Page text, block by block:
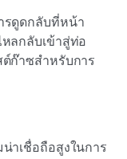
รดูดกลับที่หน้า
ลกลับเข้าสู่ท่อ
ก๊าซสําหรับการ
าเชื่อถือสูงในการ